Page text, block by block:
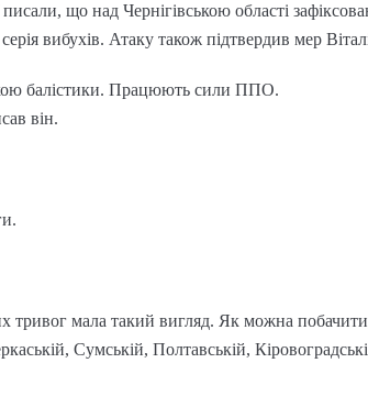
що над Чернігівською області
вибухів. Атаку також підтвердив мер
балістики. Працюють сили ППО.
він.
тривог мала такий вигляд. Як можна
Сумській, Полтавській,